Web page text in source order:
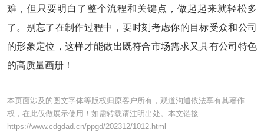
难，但只要明白了整个流程和关键点，做起起来就轻松多
了。别忘了在制作过程中，要时刻考虑你的目标受众和公司
的形象定位，这样才能做出既符合市场需求又具有公司特色
的高质量画册！
本页面涉及的图文字体等版权归原客户所有，观道沟通依法享有其著作
权，在此仅做展示使用！如需转载请注明出处。本文链接
https://www.cdgdad.cn/ppgd/202312/1012.html